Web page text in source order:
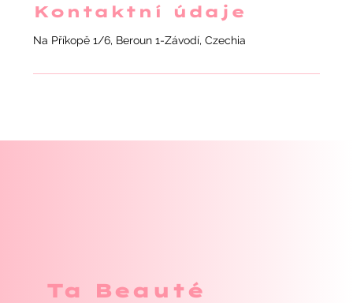
Kontaktní údaje
Na Příkopě 1/6, Beroun 1-Závodí, Czechia
Ta Beauté